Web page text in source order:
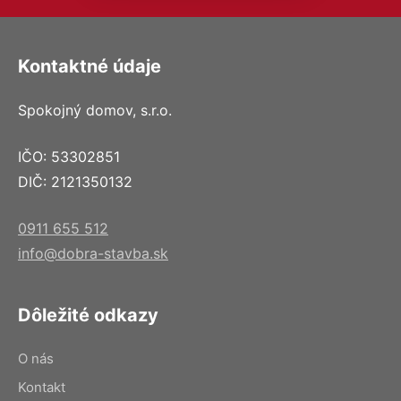
Kontaktné údaje
Spokojný domov, s.r.o.
IČO: 53302851
DIČ: 2121350132
0911 655 512
info@dobra-stavba.sk
Dôležité odkazy
O nás
Kontakt